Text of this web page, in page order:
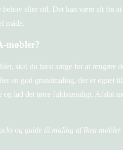
behov eller stil. Det kan være alt fra
måde.
møbler?
skal du først sørge for at rengøre
en god grundmaling, der er egnet
og lad det tørre fuldstændigt. Afslut
og guide til maling af Ikea møbler